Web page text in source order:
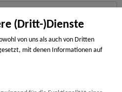
(Dritt-)Dienste
von uns als auch von Dritten
mit denen Informationen auf
oder von Ihrem Endgerät abgerufen
und Statistik-Cookies. Bei den